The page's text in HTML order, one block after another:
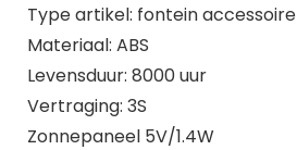
Type artikel: fontein accessoire
Materiaal: ABS
Levensduur: 8000 uur
Vertraging: 3S
Zonnepaneel 5V/1.4W